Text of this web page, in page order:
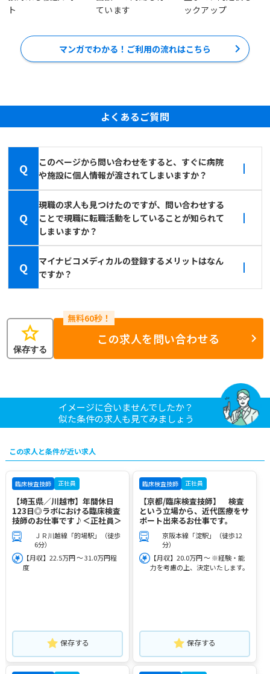
ト
ています
ックアップ
マンガでわかる！ご利用の流れはこちら
よくあるご質問
Q
このページから問い合わせをすると、すぐに病院
や施設に個人情報が渡されてしまいますか？
Q
現職の求人も見つけたのですが、問い合わせする
ことで現職に転職活動をしていることが知られて
しまいますか？
Q
マイナビコメディカルの登録するメリットはなん
ですか？
star
保存する
この求人を問い合わせる
イメージに合いませんでしたか？
似た条件の求人も見てみましょう
この求人と条件が近い求人
臨床検査技師 正社員
【埼玉県／川越市】年間休日
123日◎ラボにおける臨床検査
技師のお仕事です♪＜正社員＞
ＪＲ川越線「的場駅」（徒歩
6分）
【月収】22.5万円 ～ 31.0万円程
度
保存する
臨床検査技師 正社員
【京都/臨床検査技師】 検査
という立場から、近代医療をサ
ポート出来るお仕事です。
京阪本線「淀駅」（徒歩12
分）
【月収】20.0万円 ～ ※経験・能
力を考慮の上、決定いたします。
保存する